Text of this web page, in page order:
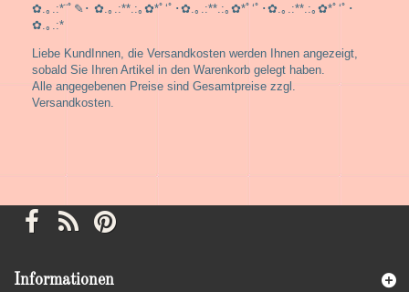
✿.｡.:*¨ﾟ✎･ ✿.｡.:**.:｡✿*ﾟ‘ﾟ･✿.｡.:**.:｡✿*ﾟ‘ﾟ･✿.｡.:**.:｡✿*ﾟ‘ﾟ･
✿.｡.:*
Liebe KundInnen, die Versandkosten werden Ihnen angezeigt,
sobald Sie Ihren Artikel in den Warenkorb gelegt haben.
Alle angegebenen Preise sind Gesamtpreise zzgl.
Versandkosten.
Informationen